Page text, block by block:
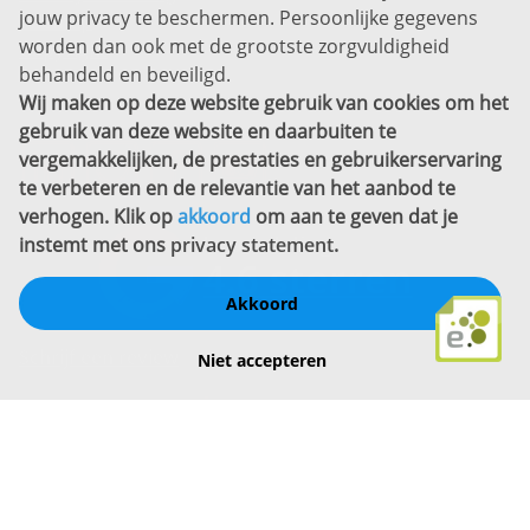
Sitemap
Copyright
Bekijk ook eens
jouw privacy te beschermen. Persoonlijke gegevens
worden dan ook met de grootste zorgvuldigheid
behandeld en beveiligd.
Wij maken op deze website gebruik van cookies om het
gebruik van deze website en daarbuiten te
vergemakkelijken, de prestaties en gebruikerservaring
te verbeteren en de relevantie van het aanbod te
verhogen. Klik opakkoord om aan te geven dat je
instemt met ons privacy statement.
Akkoord
Niet accepteren